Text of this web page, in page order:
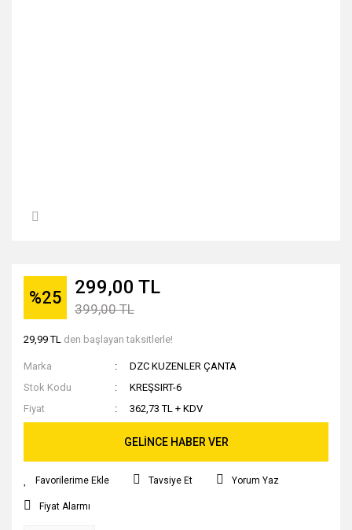
%25 299,00 TL
399,00 TL
29,99 TL den başlayan taksitlerle!
Marka
DZC KUZENLER ÇANTA
Stok Kodu
KREŞSIRT-6
Fiyat
362,73 TL + KDV
GELİNCE HABER VER
Tavsiye Et Yorum Yaz
Fiyat Alarmı